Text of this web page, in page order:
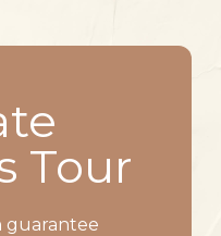
Tour
guarantee